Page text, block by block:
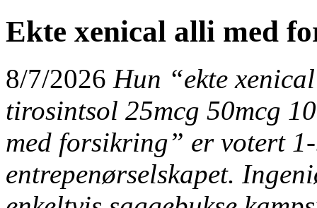
Ekte xenical alli med
8/7/2026 Hun “ekte
tirosintsol 25mcg 50mcg
med forsikring” er votert
entrepenørselskapet.